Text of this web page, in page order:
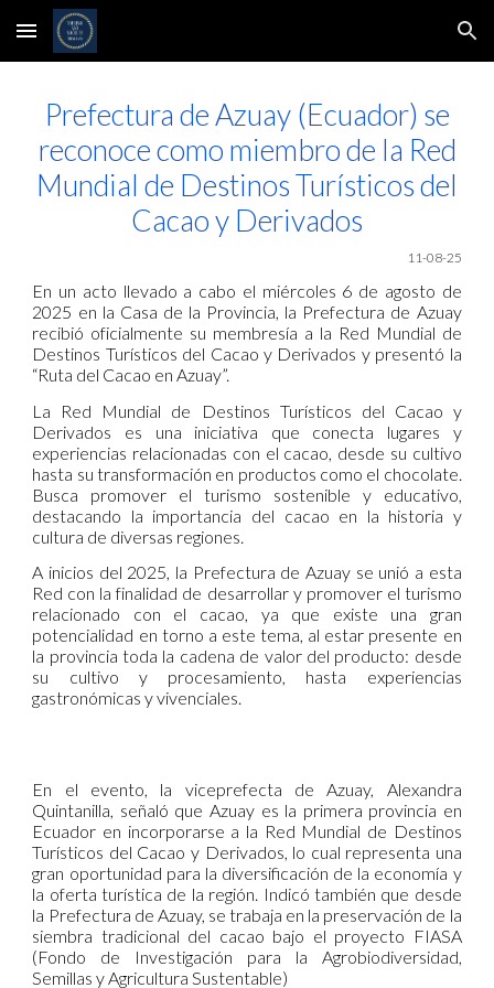
Skip to main content Skip to navigation
Prefectura de Azuay (Ecuador) se
reconoce como miembro de la Red
Mundial de Destinos Turísticos del
Cacao y Derivados
11-08-25
En un acto llevado a cabo el miércoles 6 de agosto de
2025 en la Casa de la Provincia, la Prefectura de Azuay
recibió oficialmente su membresía a la Red Mundial de
Destinos Turísticos del Cacao y Derivados y presentó la
“Ruta del Cacao en Azuay”.
La Red Mundial de Destinos Turísticos del Cacao y
Derivados es una iniciativa que conecta lugares y
experiencias relacionadas con el cacao, desde su cultivo
hasta su transformación en productos como el chocolate.
Busca promover el turismo sostenible y educativo,
destacando la importancia del cacao en la historia y
cultura de diversas regiones.
A inicios del 2025, la Prefectura de Azuay se unió a esta
Red con la finalidad de desarrollar y promover el turismo
relacionado con el cacao, ya que existe una gran
potencialidad en torno a este tema, al estar presente en
la provincia toda la cadena de valor del producto: desde
su cultivo y procesamiento, hasta experiencias
gastronómicas y vivenciales.
En el evento, la viceprefecta de Azuay, Alexandra
Quintanilla, señaló que Azuay es la primera provincia en
Ecuador en incorporarse a la Red Mundial de Destinos
Turísticos del Cacao y Derivados, lo cual representa una
gran oportunidad para la diversificación de la economía y
la oferta turística de la región. Indicó también que desde
la Prefectura de Azuay, se trabaja en la preservación de la
siembra tradicional del cacao bajo el proyecto FIASA
(Fondo de Investigación para la Agrobiodiversidad,
Semillas y Agricultura Sustentable)